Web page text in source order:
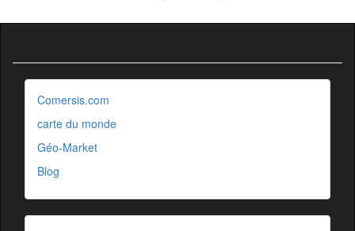
Comersis.com
carte du monde
Géo-Market
Blog